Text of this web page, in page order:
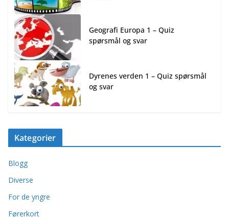
Geografi Europa 1 – Quiz
spørsmål og svar
Dyrenes verden 1 – Quiz spørsmål
og svar
Kategorier
Blogg
Diverse
For de yngre
Førerkort